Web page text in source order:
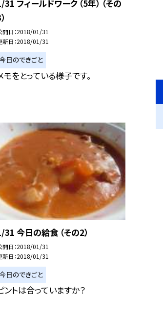
31 フィールドワーク （5年） （その
開日 2018/01/31
新日 2018/01/31
日のできごと
モをとっている様子です。
31 今日の給食 （その2）
開日 2018/01/31
新日 2018/01/31
日のできごと
ントは合っていますか？